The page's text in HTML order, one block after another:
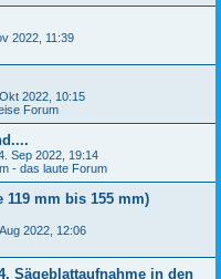
2022, 11:39
2022, 10:15
Forum
Sep 2022, 19:14
- das laute Forum
mm bis 155 mm)
2022, 12:06
Sägeblattaufnahme in den